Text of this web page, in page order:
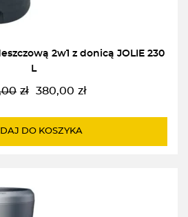
2w1 z donicą JOLIE 230
L
zł
Pierwotna
wynosiła:
380,00 zł
Aktualna
wynosi:
DO KOSZYKA